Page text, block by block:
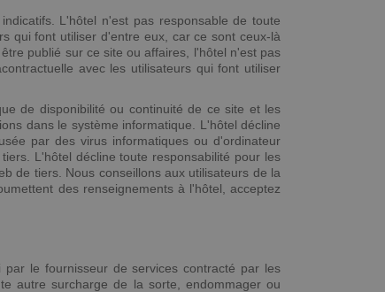
L'hôtel n'est pas responsable de toute
qui font utiliser d'entre eux, car ce sont ceux-là
publié sur ce site ou affaires, l'hôtel n'est pas
avec les utilisateurs qui font utiliser
de disponibilité ou continuité de ce site et les
dans le système informatique. L'hôtel décline
par des virus informatiques ou d'ordinateur
L'hôtel décline toute responsabilité pour les
de tiers. Nous conseillons aux utilisateurs de la
des renseignements à l'hôtel, acceptez
le fournisseur de services contracté par les
autre surcharge de la sorte, endommager ou